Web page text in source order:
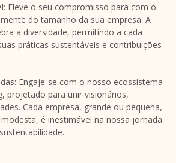
Eleve o seu compromisso para com o
do tamanho da sua empresa. A
a diversidade, permitindo a cada
práticas sustentáveis e contribuições
Engaje-se com o nosso ecossistema
projetado para unir visionários,
Cada empresa, grande ou pequena,
é inestimável na nossa jornada